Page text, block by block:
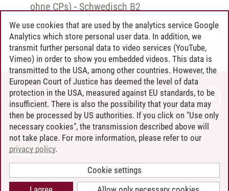
ohne CPs) - Schwedisch B2
Andreea Tribel 30.06.2024
CONTACT
LEUPHANA AS EMPLOYER
INTRANET
SITE NOTICE
PRIVACY POLICY
COOKIE SETTINGS
We use cookies that are used by the analytics service Google
Analytics which store personal user data. In addition, we
transmit further personal data to video services (YouTube,
Vimeo) in order to show you embedded videos. This data is
transmitted to the USA, among other countries. However, the
European Court of Justice has deemed the level of data
protection in the USA, measured against EU standards, to be
insufficient. There is also the possibility that your data may
then be processed by US authorities. If you click on "Use only
necessary cookies", the transmission described above will
not take place. For more information, please refer to our
privacy policy.
Cookie settings